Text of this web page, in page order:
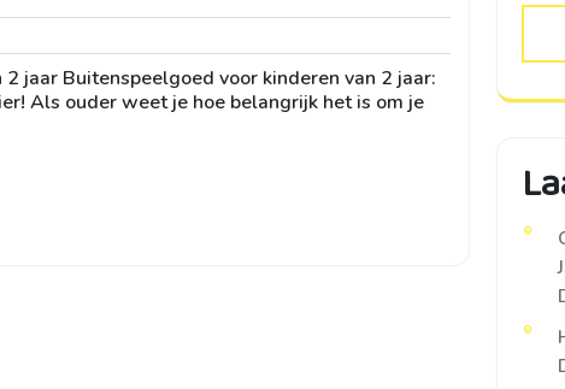
jaar Buitenspeelgoed voor kinderen van 2 jaar:
Als ouder weet je hoe belangrijk het is om je